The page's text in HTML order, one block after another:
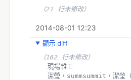
（21 行未修改）
2014-08-01 12:23
顯示 diff
（162 行未修改）
  現場雜工
潔瑩，summsummit，潔瑩（